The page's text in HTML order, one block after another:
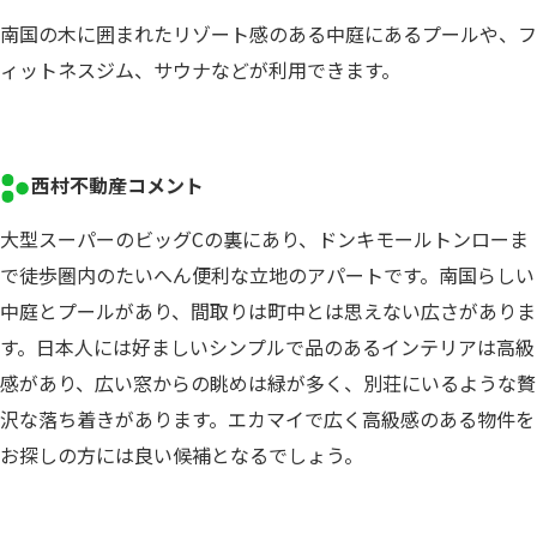
南国の木に囲まれたリゾート感のある中庭にあるプールや、フ
ィットネスジム、サウナなどが利用できます。
西村不動産コメント
大型スーパーのビッグCの裏にあり、ドンキモールトンローま
で徒歩圏内のたいへん便利な立地のアパートです。南国らしい
中庭とプールがあり、間取りは町中とは思えない広さがありま
す。日本人には好ましいシンプルで品のあるインテリアは高級
感があり、広い窓からの眺めは緑が多く、別荘にいるような贅
沢な落ち着きがあります。エカマイで広く高級感のある物件を
お探しの方には良い候補となるでしょう。